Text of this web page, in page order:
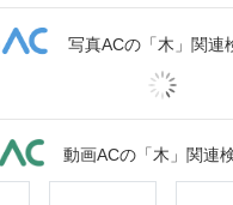
写真ACの「木」関連
動画ACの「木」関連